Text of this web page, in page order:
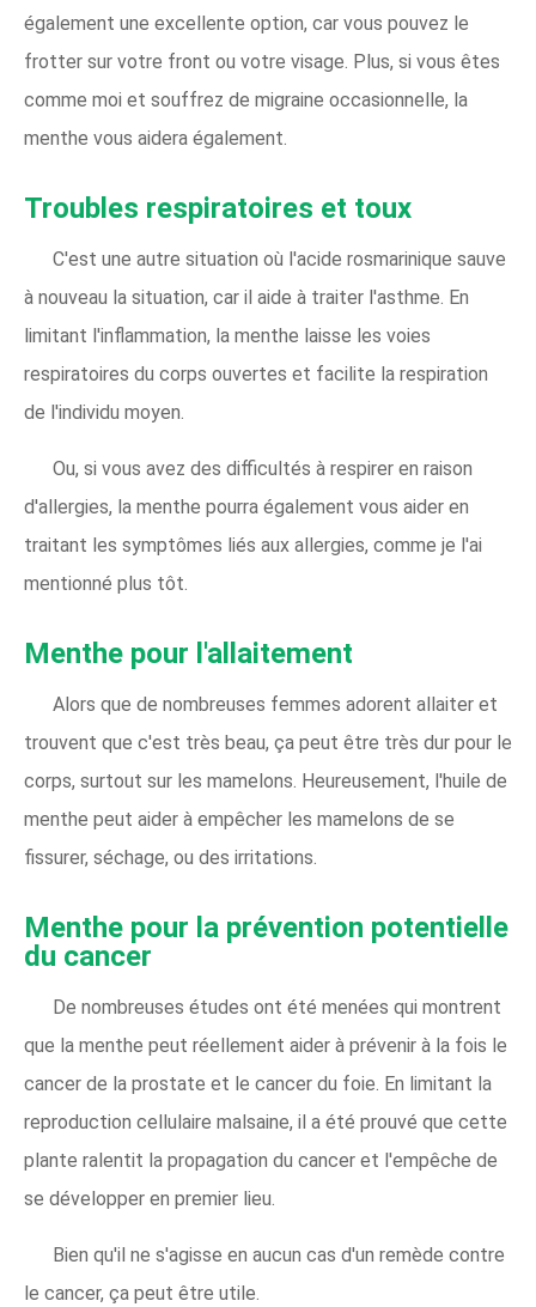
également une excellente option, car vous pouvez le
frotter sur votre front ou votre visage. Plus, si vous êtes
comme moi et souffrez de migraine occasionnelle, la
menthe vous aidera également.
Troubles respiratoires et toux
C'est une autre situation où l'acide rosmarinique sauve
à nouveau la situation, car il aide à traiter l'asthme. En
limitant l'inflammation, la menthe laisse les voies
respiratoires du corps ouvertes et facilite la respiration
de l'individu moyen.
Ou, si vous avez des difficultés à respirer en raison
d'allergies, la menthe pourra également vous aider en
traitant les symptômes liés aux allergies, comme je l'ai
mentionné plus tôt.
Menthe pour l'allaitement
Alors que de nombreuses femmes adorent allaiter et
trouvent que c'est très beau, ça peut être très dur pour le
corps, surtout sur les mamelons. Heureusement, l'huile de
menthe peut aider à empêcher les mamelons de se
fissurer, séchage, ou des irritations.
Menthe pour la prévention potentielle
du cancer
De nombreuses études ont été menées qui montrent
que la menthe peut réellement aider à prévenir à la fois le
cancer de la prostate et le cancer du foie. En limitant la
reproduction cellulaire malsaine, il a été prouvé que cette
plante ralentit la propagation du cancer et l'empêche de
se développer en premier lieu.
Bien qu'il ne s'agisse en aucun cas d'un remède contre
le cancer, ça peut être utile.